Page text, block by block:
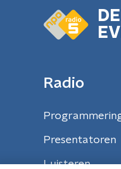
Radio
Presentatoren
Luisteren